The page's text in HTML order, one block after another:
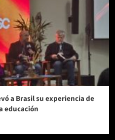
a Brasil su experiencia de
educación